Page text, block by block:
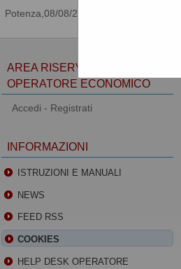
08/08/2026 00:52
AREA RISERVATA
OPERATORE ECONOMICO
Accedi - Registrati
INFORMAZIONI
ISTRUZIONI E MANUALI
NEWS
FEED RSS
COOKIES
HELP DESK OPERATORE